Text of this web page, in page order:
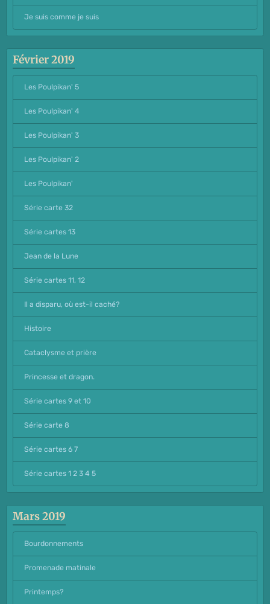
Je suis comme je suis
Février 2019
Les Poulpikan' 5
Les Poulpikan' 4
Les Poulpikan' 3
Les Poulpikan' 2
Les Poulpikan'
Série carte 32
Série cartes 13
Jean de la Lune
Série cartes 11, 12
Il a disparu, où est-il caché?
Histoire
Cataclysme et prière
Princesse et dragon.
Série cartes 9 et 10
Série carte 8
Série cartes 6 7
Série cartes 1 2 3 4 5
Mars 2019
Bourdonnements
Promenade matinale
Printemps?